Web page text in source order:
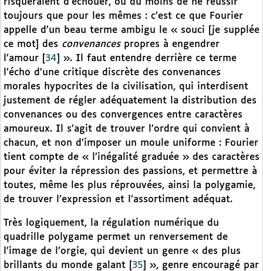
toujours que pour les mêmes : c’est ce que Fourier
appelle d’un beau terme ambigu le « souci [je supplée
ce mot] des convenancespropres à engendrer
l’amour
34
». Il faut entendre derrière ce terme
l’écho d’une critique discrète des convenances
morales hypocrites de la civilisation, qui interdisent
justement de régler adéquatement la distribution des
convenances ou des convergences entre caractères
amoureux. Il s’agit de trouver l’ordre qui convient à
chacun, et non d’imposer un moule uniforme : Fourier
tient compte de « l’inégalité graduée » des caractères
pour éviter la répression des passions, et permettre à
toutes, même les plus réprouvées, ainsi la polygamie,
de trouver l’expression et l’assortiment adéquat.
Très logiquement, la régulation numérique du
quadrille polygame permet un renversement de
l’image de l’orgie, qui devient un genre « des plus
brillants du monde galant
35
», genre encouragé par